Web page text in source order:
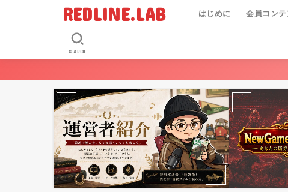
REDLINE.LAB はじめに 会員コン
SEARCH